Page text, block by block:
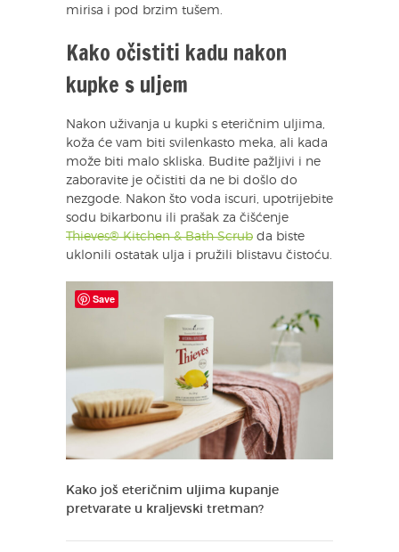
mirisa i pod brzim tušem.
Kako očistiti kadu nakon
kupke s uljem
Nakon uživanja u kupki s eteričnim uljima,
koža će vam biti svilenkasto meka, ali kada
može biti malo skliska. Budite pažljivi i ne
zaboravite je očistiti da ne bi došlo do
nezgode. Nakon što voda iscuri, upotrijebite
sodu bikarbonu ili prašak za čišćenje
Thieves® Kitchen & Bath Scrub da biste
uklonili ostatak ulja i pružili blistavu čistoću.
Kako još eteričnim uljima kupanje
pretvarate u kraljevski tretman?
Save